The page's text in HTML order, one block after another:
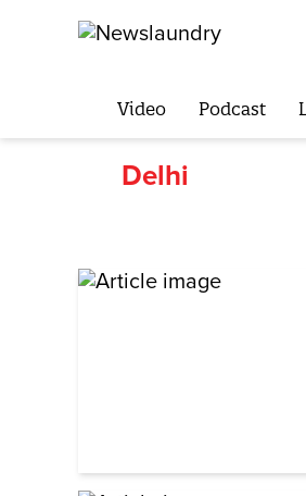
Video Podcast
Delhi